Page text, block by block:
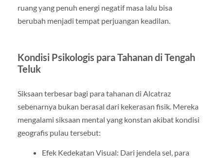
ruang yang penuh energi negatif masa lalu bisa
berubah menjadi tempat perjuangan keadilan.
Kondisi Psikologis para Tahanan di Tengah
Teluk
Siksaan terbesar bagi para tahanan di Alcatraz
sebenarnya bukan berasal dari kekerasan fisik. Mereka
mengalami siksaan mental yang konstan akibat kondisi
geografis pulau tersebut:
Efek Kedekatan Visual: Dari jendela sel, para